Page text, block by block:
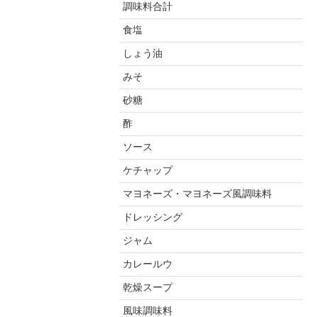
調味料合計
食塩
しょう油
みそ
砂糖
酢
ソース
ケチャップ
マヨネーズ・マヨネーズ風調味料
ドレッシング
ジャム
カレールウ
乾燥スープ
風味調味料